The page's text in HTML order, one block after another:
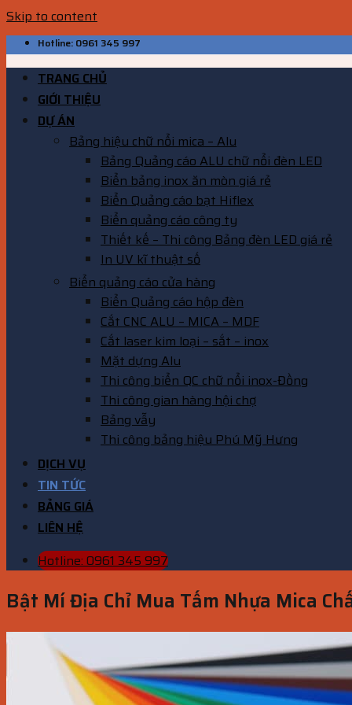
Skip to content
Hotline: 0961 345 997
TRANG CHỦ
GIỚI THIỆU
DỰ ÁN
Bảng hiệu chữ nổi mica – Alu
Bảng Quảng cáo ALU chữ nổi đèn LED
Biển bảng inox ăn mòn giá rẻ
Biển Quảng cáo bạt Hiflex
Biển quảng cáo công ty
Thiết kế – Thi công Bảng đèn LED giá rẻ
In UV kĩ thuật số
Biển quảng cáo cửa hàng
Biển Quảng cáo hộp đèn
Cắt CNC ALU – MICA – MDF
Cắt laser kim loại – sắt – inox
Mặt dựng Alu
Thi công biển QC chữ nổi inox-Đồng
Thi công gian hàng hội chợ
Bảng vẫy
Thi công bảng hiệu Phú Mỹ Hưng
DỊCH VỤ
TIN TỨC
BẢNG GIÁ
LIÊN HỆ
Hotline: 0961 345 997
Bật Mí Địa Chỉ Mua Tấm Nhựa Mica